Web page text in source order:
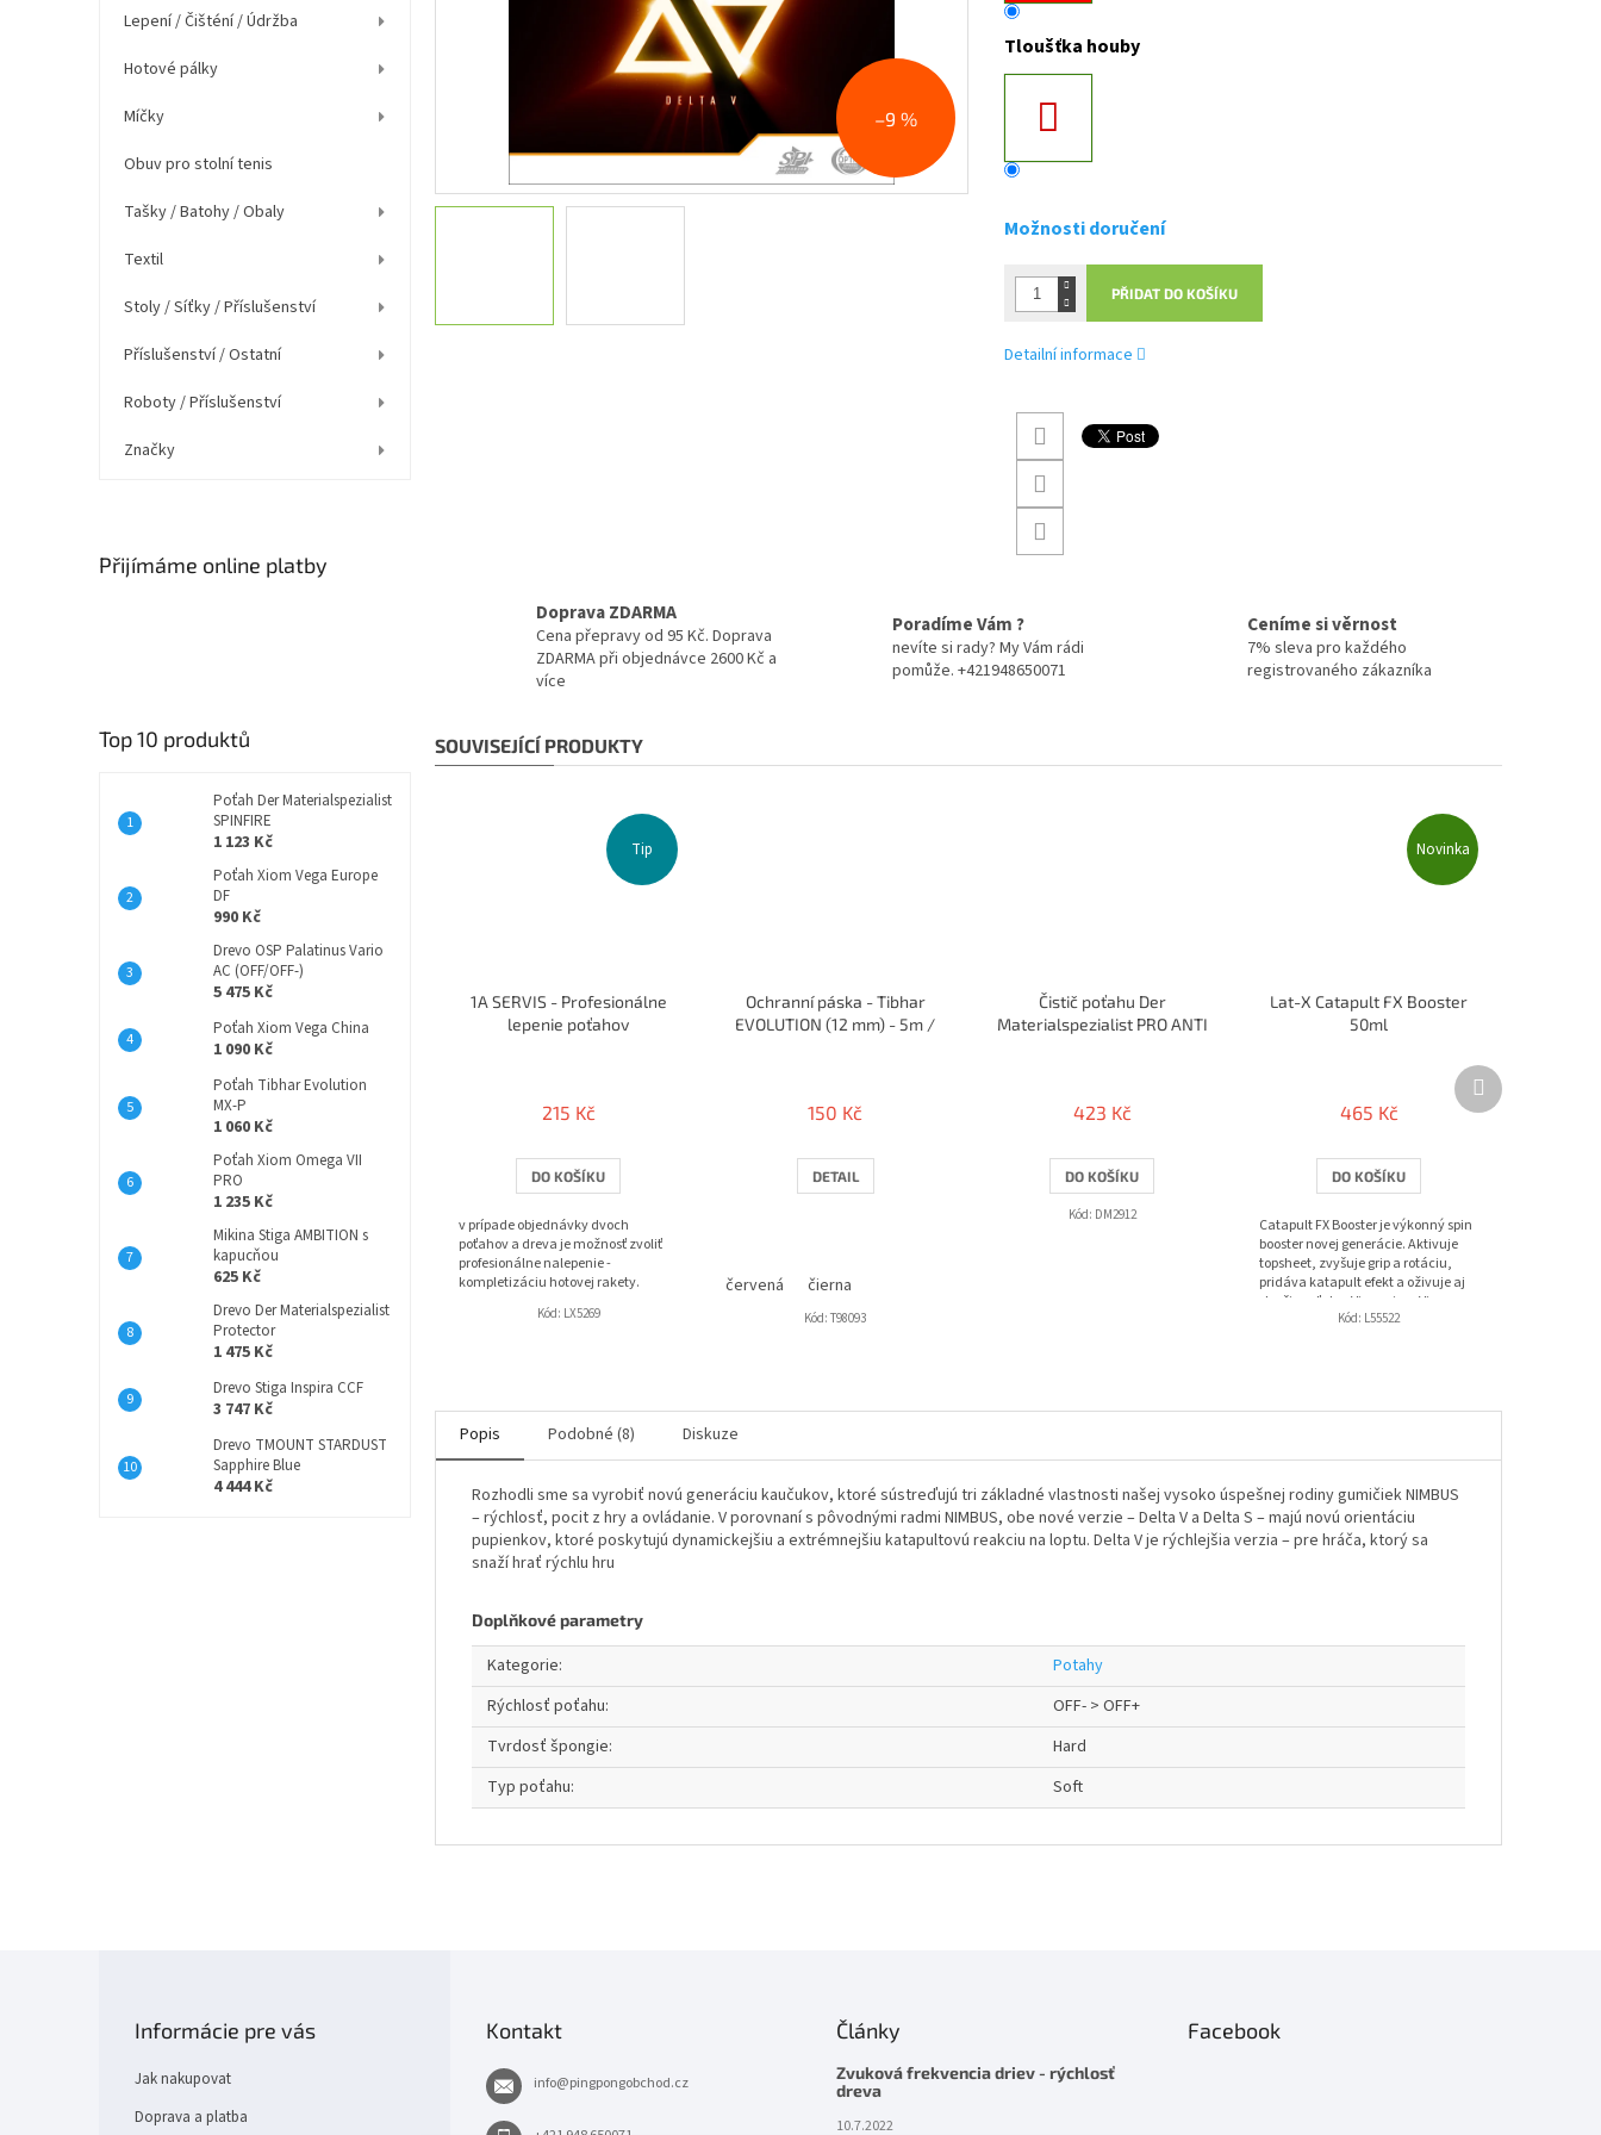
Lepení / Čišténí / Údržba
Hotové pálky
Míčky
Obuv pro stolní tenis
Tašky / Batohy / Obaly
Textil
Stoly / Síťky / Příslušenství
Příslušenství / Ostatní
Roboty / Příslušenství
Značky
Přijímáme online platby
Top 10 produktů
Poťah Der Materialspezialist
SPINFIRE
1 123 Kč
Poťah Xiom Vega Europe
DF
990 Kč
Drevo OSP Palatinus Vario
AC (OFF/OFF-)
5 475 Kč
Poťah Xiom Vega China
1 090 Kč
Poťah Tibhar Evolution
MX-P
1 060 Kč
Poťah Xiom Omega VII
PRO
1 235 Kč
Mikina Stiga AMBITION s
kapucňou
625 Kč
Drevo Der Materialspezialist
Protector
1 475 Kč
Drevo Stiga Inspira CCF
3 747 Kč
Drevo TMOUNT STARDUST
Sapphire Blue
4 444 Kč
–9 %
Tloušťka houby
Možnosti doručení
PŘIDAT DO KOŠÍKU
Detailní informace
Doprava ZDARMA
Cena přepravy od 95 Kč. Doprava
ZDARMA při objednávce 2600 Kč a
více
Poradíme Vám ?
nevíte si rady? My Vám rádi
pomůže. +421948650071
Ceníme si věrnost
7% sleva pro každého
registrovaného zákazníka
SOUVISEJÍCÍ PRODUKTY
Tip
1A SERVIS - Profesionálne
lepenie poťahov
215 Kč
DO KOŠÍKU
v prípade objednávky dvoch
poťahov a dreva je možnosť zvoliť
profesionálne nalepenie -
kompletizáciu hotovej rakety.
Kód: LX5269
Ochranní páska - Tibhar
EVOLUTION (12 mm) - 5m /
150 Kč
DETAIL
červená čierna
Kód: T98093
Čistič poťahu Der
Materialspezialist PRO ANTI
423 Kč
DO KOŠÍKU
Kód: DM2912
Novinka
Lat-X Catapult FX Booster
50ml
465 Kč
DO KOŠÍKU
Catapult FX Booster je výkonný spin
booster novej generácie. Aktivuje
topsheet, zvyšuje grip a rotáciu,
pridáva katapult efekt a oživuje aj
staršie poťahy. Viac spinu. Viac...
Kód: L55522
Další
produkt
Popis Podobné (8) Diskuze
Rozhodli sme sa vyrobiť novú generáciu kaučukov, ktoré sústreďujú tri základné vlastnosti našej vysoko úspešnej rodiny gumičiek NIMBUS
– rýchlosť, pocit z hry a ovládanie. V porovnaní s pôvodnými radmi NIMBUS, obe nové verzie – Delta V a Delta S – majú novú orientáciu
pupienkov, ktoré poskytujú dynamickejšiu a extrémnejšiu katapultovú reakciu na loptu. Delta V je rýchlejšia verzia – pre hráča, ktorý sa
snaží hrať rýchlu hru
Doplňkové parametry
Kategorie:
Potahy
Rýchlosť poťahu:
OFF- > OFF+
Tvrdosť špongie:
Hard
Typ poťahu: Soft
Informácie pre vás
Jak nakupovat
Doprava a platba
Kontakt
info@pingpongobchod.cz
Články
Zvuková frekvencia driev - rýchlosť
dreva
10.7.2022
Facebook